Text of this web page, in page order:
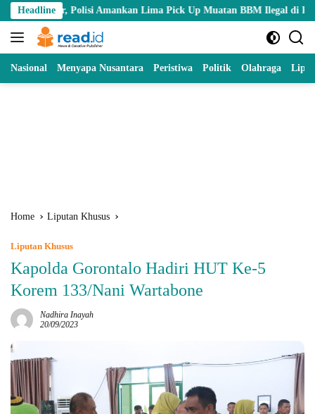
Skip
to
content
Headline
Polisi Amankan Lima Pick Up Muatan BBM Ilegal di Pohuwato
Nasional Menyapa Nusantara Peristiwa Politik Olahraga
Home Liputan Khusus
Liputan Khusus
Kapolda Gorontalo Hadiri HUT Ke-5
Korem 133/Nani Wartabone
Nadhira Inayah
20/09/2023